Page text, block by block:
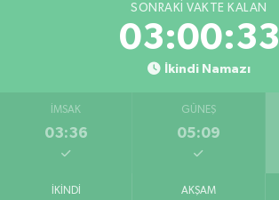
SONRAKI VAKTE KALAN
03:00:32
İkindi Namazı
İMSAK
03:36
GÜNEŞ
05:09
İKINDI AKŞAM